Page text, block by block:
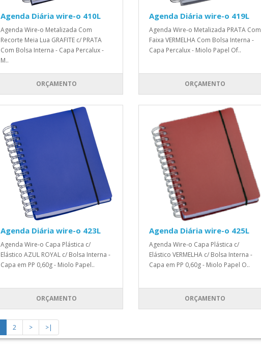
Agenda Diária wire-o 410L
Agenda Wire-o Metalizada Com
Recorte Meia Lua GRAFITE c/ PRATA
Com Bolsa Interna - Capa Percalux -
M..
ORÇAMENTO
Agenda Diária wire-o 419L
Agenda Wire-o Metalizada PRATA Com
Faixa VERMELHA Com Bolsa Interna -
Capa Percalux - Miolo Papel Of..
ORÇAMENTO
Agenda Diária wire-o 423L
Agenda Wire-o Capa Plástica c/
Elástico AZUL ROYAL c/ Bolsa Interna -
Capa em PP 0,60g - Miolo Papel..
ORÇAMENTO
Agenda Diária wire-o 425L
Agenda Wire-o Capa Plástica c/
Elástico VERMELHA c/ Bolsa Interna -
Capa em PP 0,60g - Miolo Papel O..
ORÇAMENTO
2 > >|